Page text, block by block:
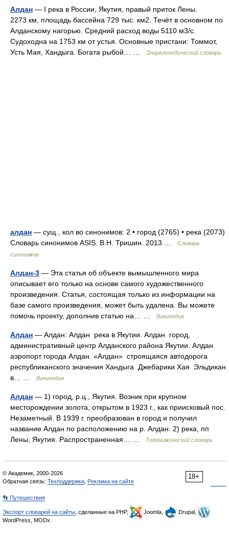
Алдан — I река в России, Якутия, правый приток Лены.
2273 км, площадь бассейна 729 тыс. км2. Течёт в основном по
Алданскому нагорью. Средний расход воды 5110 м3/с.
Судоходна на 1753 км от устья. Основные пристани: Томмот,
Усть Мая, Хандыга. Богата рыбой… …
Энциклопедический словарь
алдан — сущ., кол во синонимов: 2 • город (2765) • река (2073)
Словарь синонимов ASIS. В.Н. Тришин. 2013 …
Словарь
синонимов
Алдан-3 — Эта статья об объекте вымышленного мира
описывает его только на основе самого художественного
произведения. Статья, состоящая только из информации на
базе самого произведения, может быть удалена. Вы можете
помочь проекту, дополнив статью на… …
Википедия
Алдан — Алдан: Алдан река в Якутии. Алдан город,
административный центр Алданского района Якутии. Алдан
аэропорт города Алдан. «Алдан» строящаяся автодорога
республиканского значения Хандыга Джебарики Хая Эльдикан
в… …
Википедия
Алдан — 1) город, р.ц., Якутия. Возник при крупном
месторождении золота, открытом в 1923 г., как приисковый пос.
Незаметный. В 1939 г. преобразован в город и получил
название Алдан по расположению на р. Алдан. 2) река, пп
Лены; Якутия. Распространенная… …
Топонимический словарь
18+
© Академик, 2000-2026
Обратная связь: Техподдержка Реклама на сайте
👣 Путешествия
Экспорт словарей на сайты , сделанные на PHP, Joomla,
Drupal,
WordPress, MODx.